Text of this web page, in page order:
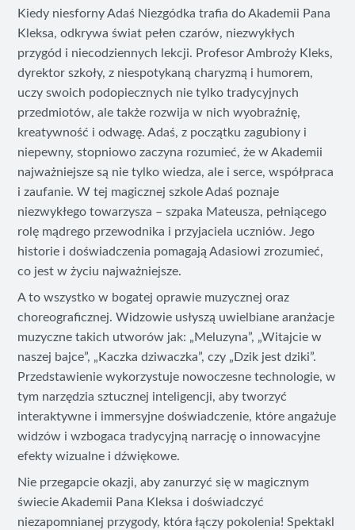
Kiedy niesforny Adaś Niezgódka trafia do Akademii Pana
Kleksa, odkrywa świat pełen czarów, niezwykłych
przygód i niecodziennych lekcji. Profesor Ambroży Kleks,
dyrektor szkoły, z niespotykaną charyzmą i humorem,
uczy swoich podopiecznych nie tylko tradycyjnych
przedmiotów, ale także rozwija w nich wyobraźnię,
kreatywność i odwagę. Adaś, z początku zagubiony i
niepewny, stopniowo zaczyna rozumieć, że w Akademii
najważniejsze są nie tylko wiedza, ale i serce, współpraca
i zaufanie. W tej magicznej szkole Adaś poznaje
niezwykłego towarzysza – szpaka Mateusza, pełniącego
rolę mądrego przewodnika i przyjaciela uczniów. Jego
historie i doświadczenia pomagają Adasiowi zrozumieć,
co jest w życiu najważniejsze.
A to wszystko w bogatej oprawie muzycznej oraz
choreograficznej. Widzowie usłyszą uwielbiane aranżacje
muzyczne takich utworów jak: „Meluzyna”, „Witajcie w
naszej bajce”, „Kaczka dziwaczka”, czy „Dzik jest dziki”.
Przedstawienie wykorzystuje nowoczesne technologie, w
tym narzędzia sztucznej inteligencji, aby tworzyć
interaktywne i immersyjne doświadczenie, które angażuje
widzów i wzbogaca tradycyjną narrację o innowacyjne
efekty wizualne i dźwiękowe.
Nie przegapcie okazji, aby zanurzyć się w magicznym
świecie Akademii Pana Kleksa i doświadczyć
niezapomnianej przygody, która łączy pokolenia! Spektakl